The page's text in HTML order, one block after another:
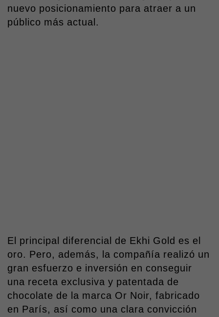
nuevo posicionamiento para atraer a un
público más actual.
El principal diferencial de Ekhi Gold es el
oro. Pero, además, la compañía realizó un
gran esfuerzo e inversión en conseguir
una receta exclusiva y patentada de
chocolate de la marca Or Noir, fabricado
en París, así como una clara convicción